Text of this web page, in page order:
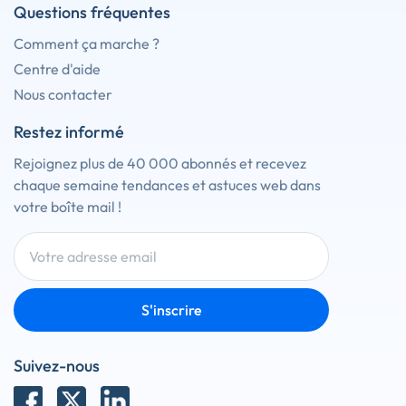
Questions fréquentes
Comment ça marche ?
Centre d'aide
Nous contacter
Restez informé
Rejoignez plus de 40 000 abonnés et recevez
chaque semaine tendances et astuces web dans
votre boîte mail !
S'inscrire
Suivez-nous